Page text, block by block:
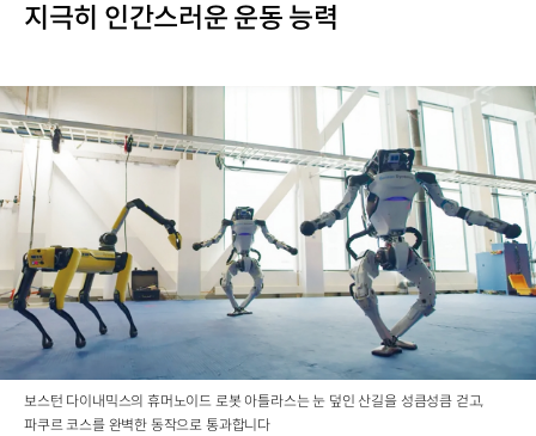
지극히 인간스러운 운동 능력
보스턴 다이내믹스의 휴머노이드 로봇 아틀라스는 눈 덮인 산길을 성큼성큼 걷고,
파쿠르 코스를 완벽한 동작으로 통과합니다